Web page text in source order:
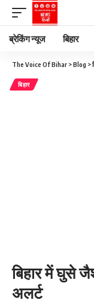
ब्रेकिंग न्यूज बिहार
The Voice Of Bihar >Blog >
बिहार
बिहार में घुसे
अलर्ट